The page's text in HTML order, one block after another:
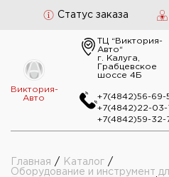
Статус заказа
Виктория-
Авто
ТЦ “Виктория-
Авто“
г. Калуга,
Грабцевское
шоссе 4Б
+7(4842)56-69-
+7(4842)22-03-
+7(4842)59-32-
Главная / Каталог /
Оборудование и инструмент